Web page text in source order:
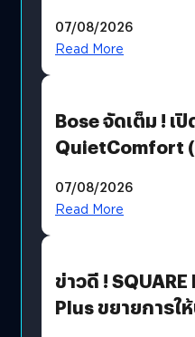
มีภาษาไทยด้วย
07/08/2026
Read More
Bose จัดเต็ม ! เ
QuietComfort
07/08/2026
Read More
ข่าวดี ! SQUARE
Plus ขยายการใ